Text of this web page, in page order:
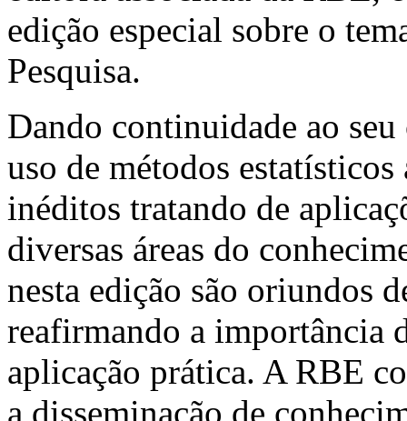
edição especial sobre o
Pesquisa.
Dando continuidade ao
uso de métodos
inéditos tratando de
diversas áreas do
nesta edição são oriundos
reafirmando a importância
aplicação prática. A RBE
a disseminação de